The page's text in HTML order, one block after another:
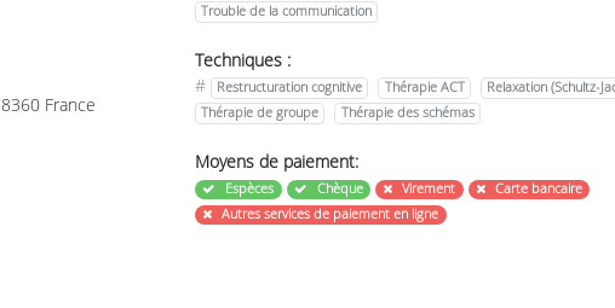
France
Trouble de la communication
Techniques :
#
Restructuration cognitive Thérapie ACT
Relaxation (Schultz-
Thérapie de groupe
Thérapie des schémas
Moyens de paiement:
Espèces Chèque Virement
Carte bancaire
Autres services de paiement en ligne